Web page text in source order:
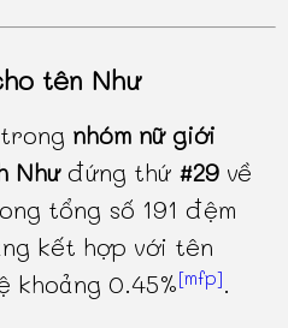
tên Như
nhóm nữ giới
Nhưđứng thứ #29 về
tổng số 191 đệm
kết hợp với tên
khoảng 0.45%[mfp].